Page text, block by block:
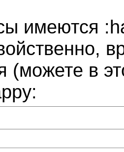
имеются
(можете в